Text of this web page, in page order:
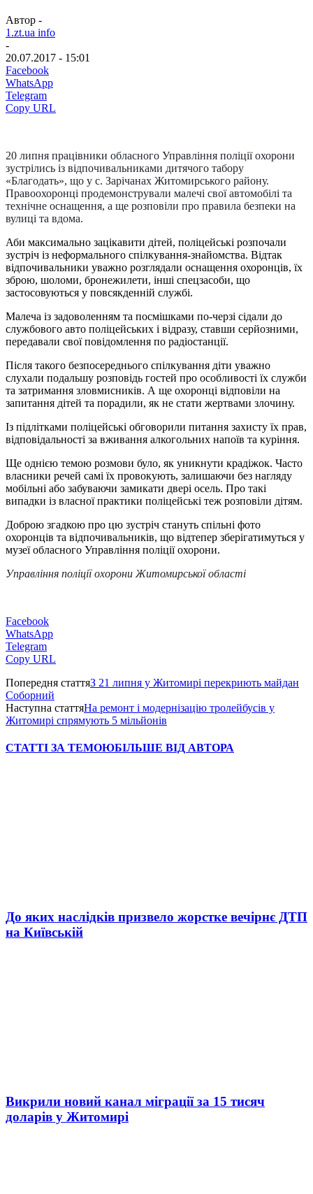
Автор -
1.zt.ua info
-
20.07.2017 - 15:01
Facebook
WhatsApp
Telegram
Copy URL
20 липня працівники обласного Управління поліції охорони
зустрілись із відпочивальниками дитячого табору
«Благодать», що у с. Зарічанах Житомирського району.
Правоохоронці продемонстрували малечі свої автомобілі та
технічне оснащення, а ще розповіли про правила безпеки на
вулиці та вдома.
Аби максимально зацікавити дітей, поліцейські розпочали
зустріч із неформального спілкування-знайомства. Відтак
відпочивальники уважно розглядали оснащення охоронців, їх
зброю, шоломи, бронежилети, інші спецзасоби, що
застосовуються у повсякденній службі.
Малеча із задоволенням та посмішками по-черзі сідали до
службового авто поліцейських і відразу, ставши серйозними,
передавали свої повідомлення по радіостанції.
Після такого безпосереднього спілкування діти уважно
слухали подальшу розповідь гостей про особливості їх служби
та затримання зловмисників. А ще охоронці відповіли на
запитання дітей та порадили, як не стати жертвами злочину.
Із підлітками поліцейські обговорили питання захисту їх прав,
відповідальності за вживання алкогольних напоїв та куріння.
Ще однією темою розмови було, як уникнути крадіжок. Часто
власники речей самі їх провокують, залишаючи без нагляду
мобільні або забуваючи замикати двері осель. Про такі
випадки із власної практики поліцейські теж розповіли дітям.
Доброю згадкою про цю зустріч стануть спільні фото
охоронців та відпочивальників, що відтепер зберігатимуться у
музеї обласного Управління поліції охорони.
Управління поліції охорони Житомирської області
Facebook
WhatsApp
Telegram
Copy URL
Попередня статтяЗ 21 липня у Житомирі перекриють майдан
Соборний
Наступна статтяНа ремонт і модернізацію тролейбусів у
Житомирі спрямують 5 мільйонів
СТАТТІ ЗА ТЕМОЮБІЛЬШЕ ВІД АВТОРА
До яких наслідків призвело жорстке вечірнє ДТП
на Київській
Викрили новий канал міграції за 15 тисяч
доларів у Житомирі